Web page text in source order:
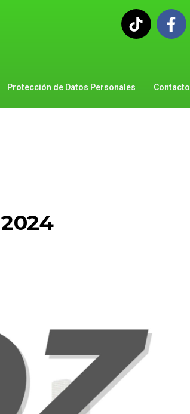
Protección de Datos Personales Contacto